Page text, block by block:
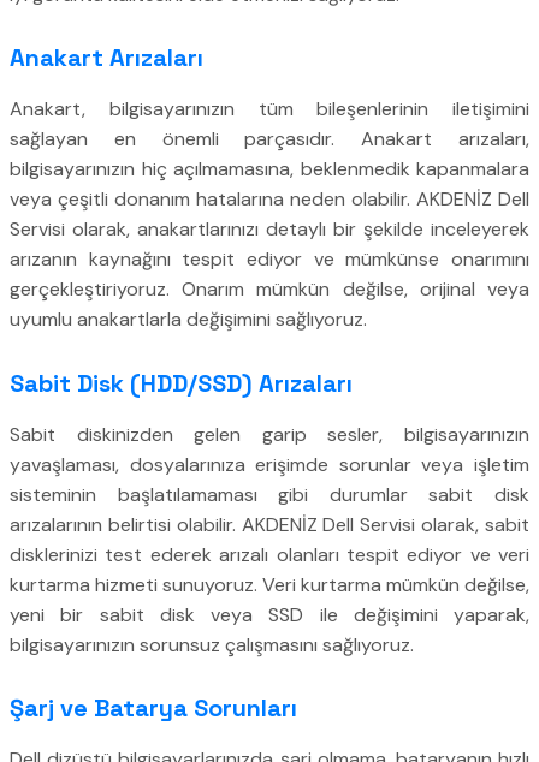
Anakart Arızaları
Anakart, bilgisayarınızın tüm bileşenlerinin iletişimini
sağlayan en önemli parçasıdır. Anakart arızaları,
bilgisayarınızın hiç açılmamasına, beklenmedik kapanmalara
veya çeşitli donanım hatalarına neden olabilir. AKDENİZ Dell
Servisi olarak, anakartlarınızı detaylı bir şekilde inceleyerek
arızanın kaynağını tespit ediyor ve mümkünse onarımını
gerçekleştiriyoruz. Onarım mümkün değilse, orijinal veya
uyumlu anakartlarla değişimini sağlıyoruz.
Sabit Disk (HDD/SSD) Arızaları
Sabit diskinizden gelen garip sesler, bilgisayarınızın
yavaşlaması, dosyalarınıza erişimde sorunlar veya işletim
sisteminin başlatılamaması gibi durumlar sabit disk
arızalarının belirtisi olabilir. AKDENİZ Dell Servisi olarak, sabit
disklerinizi test ederek arızalı olanları tespit ediyor ve veri
kurtarma hizmeti sunuyoruz. Veri kurtarma mümkün değilse,
yeni bir sabit disk veya SSD ile değişimini yaparak,
bilgisayarınızın sorunsuz çalışmasını sağlıyoruz.
Şarj ve Batarya Sorunları